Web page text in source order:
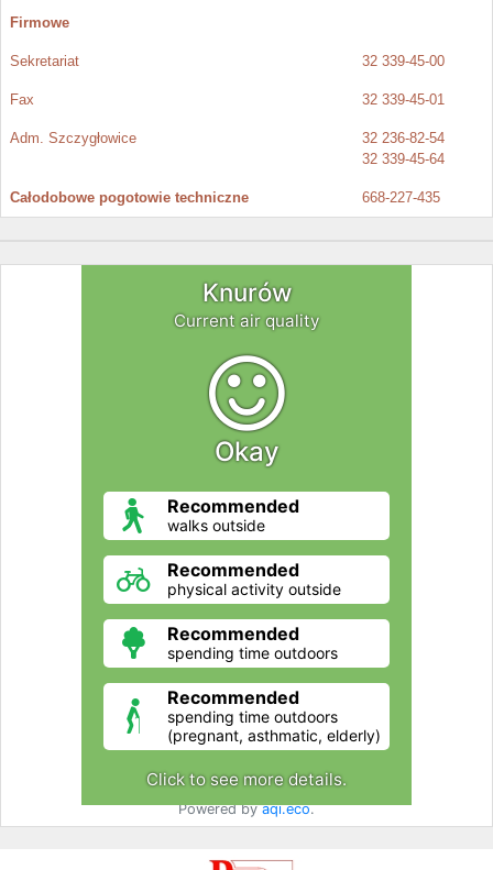
Firmowe
Sekretariat 32 339-45-00
Fax 32 339-45-01
Adm. Szczygłowice
32 236-82-54
32 339-45-64
Całodobowe pogotowie techniczne 668-227-435